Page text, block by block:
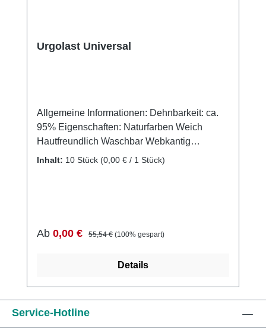
Urgolast Universal
Allgemeine Informationen: Dehnbarkeit: ca.
95% Eigenschaften: Naturfarben Weich
Hautfreundlich Waschbar Webkantig
Längselastisch Anwendungsgebiete: Das
Frakturen und stumpfen Verletzungen.
Produkt nicht direkt auf offenen Wunden
intakter Haut verwendet werden. Warnung:
Vermeiden Sie übermäßigen Zug, wenn Sie
dieses Produkt verwenden. Weitere
Inhalt: 10 Stück (0,00 € / 1 Stück)
Verkaufspreis:
Ab 0,00 € Regulärer Preis:
55,54 € (100% gespart)
Details
Service-Hotline